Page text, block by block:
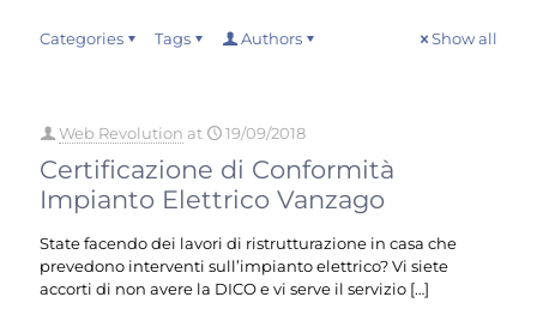
Categories Tags Authors Show all
Web Revolution at 19/09/2018
Certificazione di Conformità
Impianto Elettrico Vanzago
State facendo dei lavori di ristrutturazione in casa che
prevedono interventi sull’impianto elettrico? Vi siete
accorti di non avere la DICO e vi serve il servizio […]